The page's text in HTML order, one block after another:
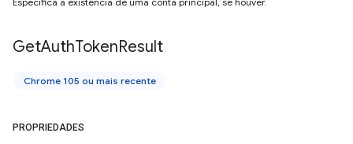
GetAuthTokenResult
Chrome 105 ou mais recente
PROPRIEDADES